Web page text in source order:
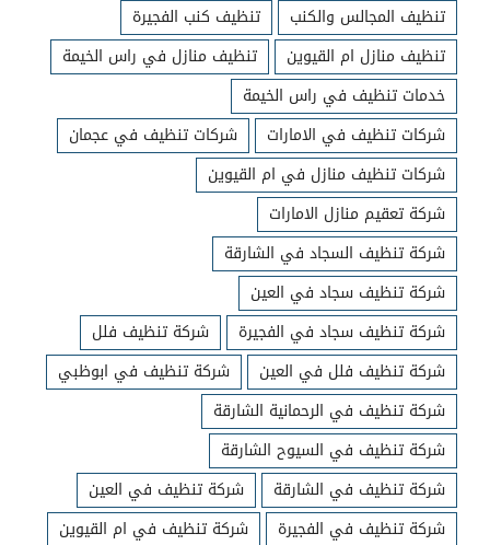
تنظيف المجالس والكنب
تنظيف كنب الفجيرة
تنظيف منازل ام القيوين
تنظيف منازل في راس الخيمة
خدمات تنظيف في راس الخيمة
شركات تنظيف في الامارات
شركات تنظيف في عجمان
شركات تنظيف منازل في ام القيوين
شركة تعقيم منازل الامارات
شركة تنظيف السجاد في الشارقة
شركة تنظيف سجاد في العين
شركة تنظيف سجاد في الفجيرة
شركة تنظيف فلل
شركة تنظيف فلل في العين
شركة تنظيف في ابوظبي
شركة تنظيف في الرحمانية الشارقة
شركة تنظيف في السيوح الشارقة
شركة تنظيف في الشارقة
شركة تنظيف في العين
شركة تنظيف في الفجيرة
شركة تنظيف في ام القيوين